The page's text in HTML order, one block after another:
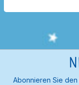
Abonnieren Sie